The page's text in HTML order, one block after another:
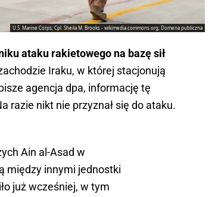
U.S. Marine Corps; Cpl. Sheila M. Brooks - wikimedia.commons.org; Domena publiczna
ataku rakietowego na bazę sił
Iraku, w której stacjonują
agencja dpa, informację tę
razie nikt nie przyznał się do ataku.
Ain al-Asad w
między innymi jednostki
już wcześniej, w tym